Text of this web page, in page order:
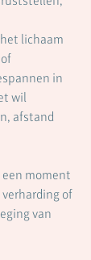
lichaam
in
wil
afstand
een moment
of
van